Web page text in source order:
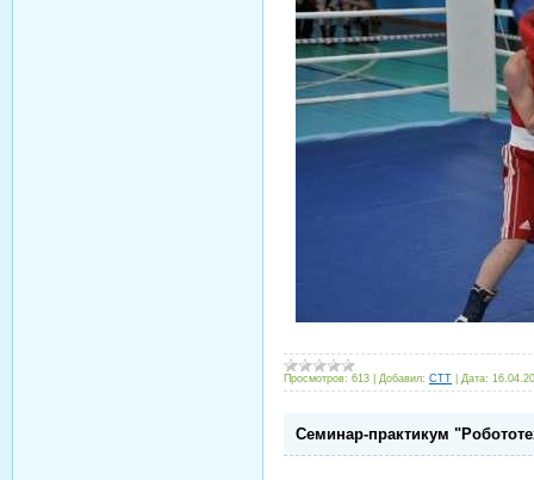
Просмотров: 613 Добавил: CTT Дата:
Семинар-практикум